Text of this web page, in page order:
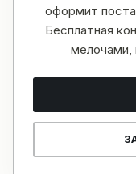
оформит
Бесплатная
мелочами,